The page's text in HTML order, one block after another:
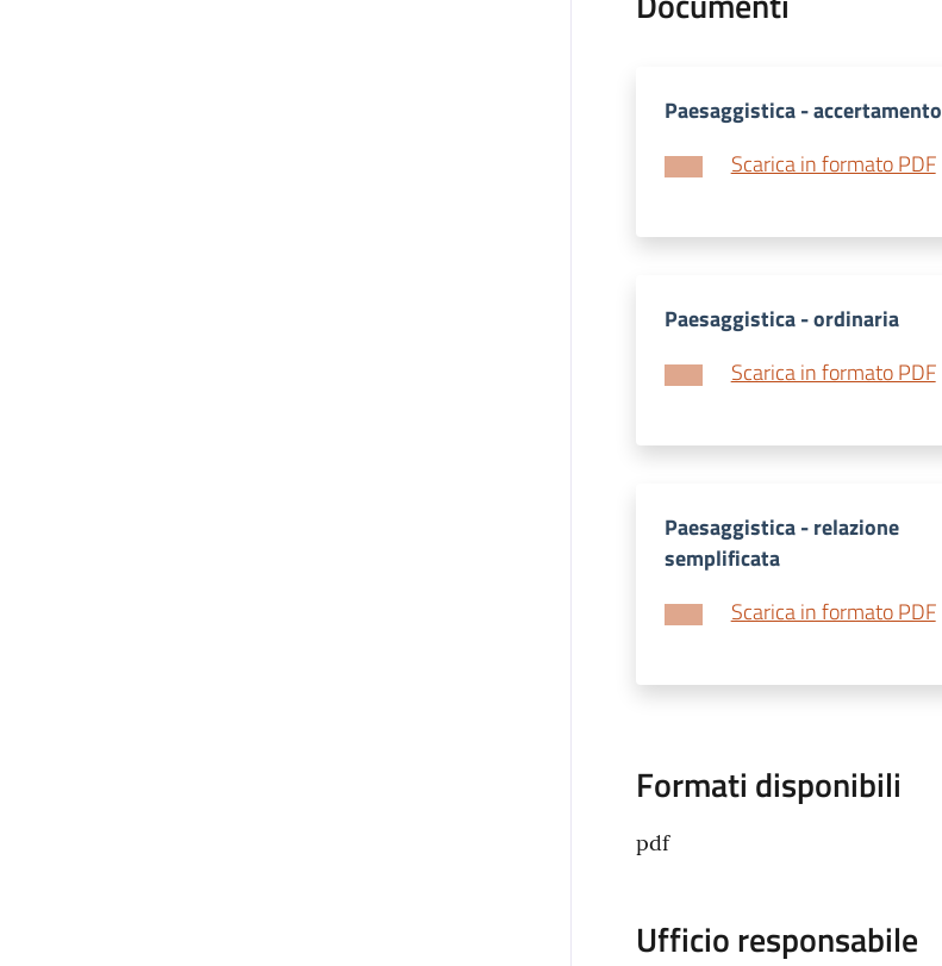
Paesaggistica - accertamento
Scarica in formato PDF
Paesaggistica - ordinaria
Scarica in formato PDF
Paesaggistica - relazione
semplificata
Scarica in formato PDF
Formati disponibili
pdf
Ufficio responsabile